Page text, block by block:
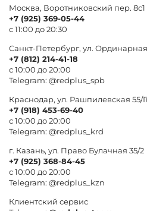
Москва, Воротниковский пер. 8c1
+7 (925) 369-05-44
с 11:00 до 20:30
Санкт-Петербург, ул. Ординарная
+7 (812) 214-41-18
с 10:00 до 20:00
Telegram: @redplus_spb
Краснодар, ул. Рашпилевская 55/
+7 (918) 453-69-40
с 10:00 до 20:00
Telegram: @redplus_krd
г. Казань, ул. Право Булачная 35/2
+7 (925) 368-84-45
с 10:00 до 20:00
Telegram: @redplus_kzn
Клиентский сервис